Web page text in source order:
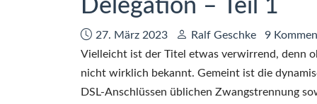
–
Teil
2
Delegation – Teil 1
Datum:
27. März 2023 Autor:
Ralf Geschke
9
Vielleicht ist der Titel etwas verwirrend, denn
nicht wirklich bekannt. Gemeint ist die
DSL-Anschlüssen üblichen Zwangstrennung